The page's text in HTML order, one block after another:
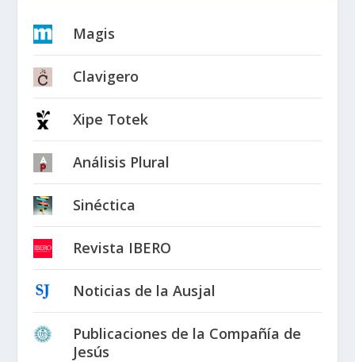
Magis
Clavigero
Xipe Totek
Análisis Plural
Sinéctica
Revista IBERO
Noticias de la Ausjal
Publicaciones de la Compañía de
Jesús